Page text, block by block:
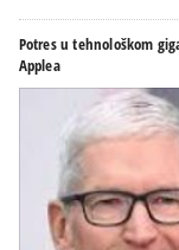
Potres u tehnološkom
Applea